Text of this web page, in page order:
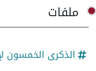
ملفات
الذكرى الخمسون